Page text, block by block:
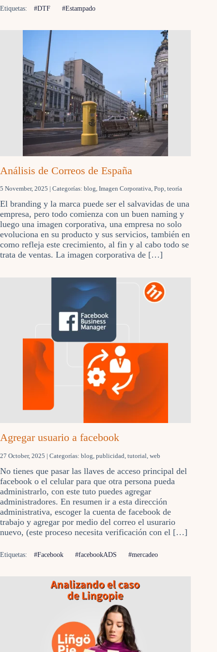
Etiquetas: #DTF #Estampado
Análisis de Correos de España
5 November, 2025 | Categorías: blog, Imagen Corporativa, Pop, teoría
El branding y la marca puede ser el salvavidas de una
empresa, pero todo comienza con un buen naming y
luego una imagen corporativa, una empresa no solo
evoluciona en su producto y sus servicios, también en
como refleja este crecimiento, al fin y al cabo todo se
trata de ventas. La imagen corporativa de […]
Agregar usuario a facebook
27 October, 2025 | Categorías: blog publicidad tutorial web
No tienes que pasar las llaves de acceso principal del
facebook o el celular para que otra persona pueda
administrarlo, con este tuto puedes agregar
administradores. En resumen ir a esta dirección
administrativa, escoger la cuenta de facebook de
trabajo y agregar por medio del correo el usurario
nuevo, (este proceso necesita verificación con el […]
Etiquetas: #Facebook #facebookADS #mercadeo